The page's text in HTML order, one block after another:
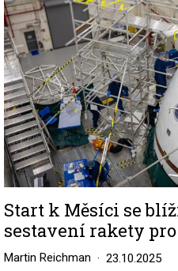
Start k Měsíci se
sestavení rakety
Martin Reichman 23.10.2025